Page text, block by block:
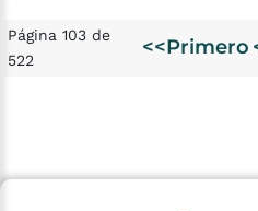
Página 103 de
522
<<Primero